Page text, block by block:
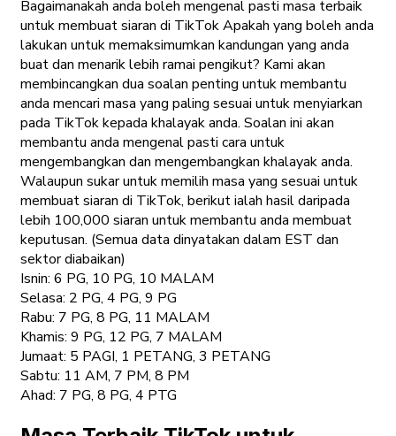
Bagaimanakah anda boleh mengenal pasti masa terbaik
untuk membuat siaran di TikTok Apakah yang boleh anda
lakukan untuk memaksimumkan kandungan yang anda
buat dan menarik lebih ramai pengikut? Kami akan
membincangkan dua soalan penting untuk membantu
anda mencari masa yang paling sesuai untuk menyiarkan
pada TikTok kepada khalayak anda. Soalan ini akan
membantu anda mengenal pasti cara untuk
mengembangkan dan mengembangkan khalayak anda.
Walaupun sukar untuk memilih masa yang sesuai untuk
membuat siaran di TikTok, berikut ialah hasil daripada
lebih 100,000 siaran untuk membantu anda membuat
keputusan. (Semua data dinyatakan dalam EST dan
sektor diabaikan)
Isnin: 6 PG, 10 PG, 10 MALAM
Selasa: 2 PG, 4 PG, 9 PG
Rabu: 7 PG, 8 PG, 11 MALAM
Khamis: 9 PG, 12 PG, 7 MALAM
Jumaat: 5 PAGI, 1 PETANG, 3 PETANG
Sabtu: 11 AM, 7 PM, 8 PM
Ahad: 7 PG, 8 PG, 4 PTG